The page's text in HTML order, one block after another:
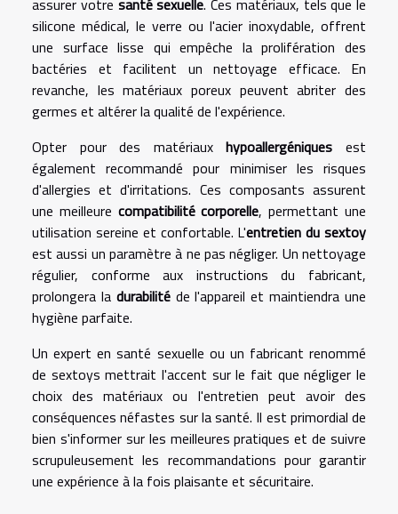
assurer votre santé sexuelle. Ces matériaux, tels que le
silicone médical, le verre ou l'acier inoxydable, offrent
une surface lisse qui empêche la prolifération des
bactéries et facilitent un nettoyage efficace. En
revanche, les matériaux poreux peuvent abriter des
germes et altérer la qualité de l'expérience.
Opter pour des matériauxhypoallergéniques est
également recommandé pour minimiser les risques
d'allergies et d'irritations. Ces composants assurent
une meilleure compatibilité corporelle, permettant une
utilisation sereine et confortable. L'entretien du sextoy
est aussi un paramètre à ne pas négliger. Un nettoyage
régulier, conforme aux instructions du fabricant,
prolongera la durabilitéde l'appareil et maintiendra une
hygiène parfaite.
Un expert en santé sexuelle ou un fabricant renommé
de sextoys mettrait l'accent sur le fait que négliger le
choix des matériaux ou l'entretien peut avoir des
conséquences néfastes sur la santé. Il est primordial de
bien s'informer sur les meilleures pratiques et de suivre
scrupuleusement les recommandations pour garantir
une expérience à la fois plaisante et sécuritaire.